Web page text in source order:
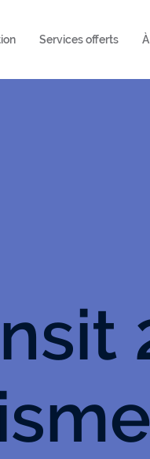
Services offerts